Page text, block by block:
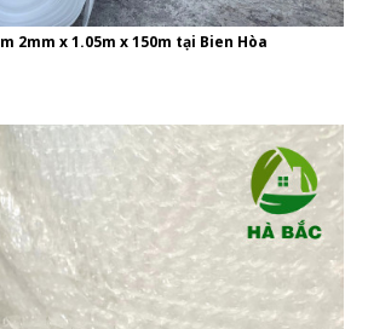
2mm x 1.05m x 150m tại Bien Hòa